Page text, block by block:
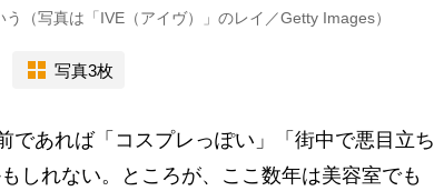
（写真は「IVE（アイヴ）」のレイ／Getty Images）
写真3枚
であれば「コスプレっぽい」「街中で悪目立ち
しれない。ところが、ここ数年は美容室でも